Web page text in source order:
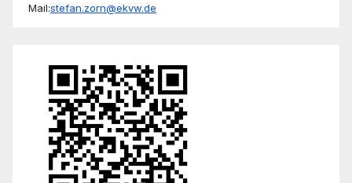
Mail:stefan.zorn@ekvw.de